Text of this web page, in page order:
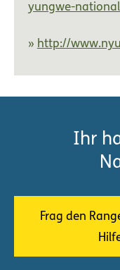
yungwe-
http://
Ihr
Frag den